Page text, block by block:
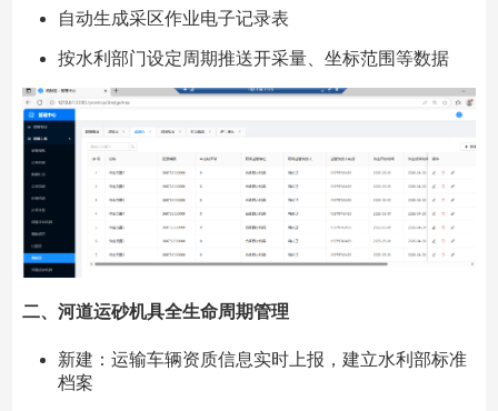
自动生成采区作业电子记录表
按水利部门设定周期推送开采量、坐标范围等数据
二、 河道运砂机具全生命周期管理
新建：运输车辆资质信息实时上报，建立水利部标准
档案